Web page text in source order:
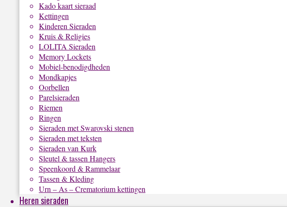
Kado kaart sieraad
Kettingen
Kinderen Sieraden
Kruis & Religies
LOLITA Sieraden
Memory Lockets
Mobiel-benodigdheden
Mondkapjes
Oorbellen
Parelsieraden
Riemen
Ringen
Sieraden met Swarovski stenen
Sieraden met teksten
Sieraden van Kurk
Sleutel & tassen Hangers
Speenkoord & Rammelaar
Tassen & Kleding
Urn – As – Crematorium kettingen
Heren sieraden